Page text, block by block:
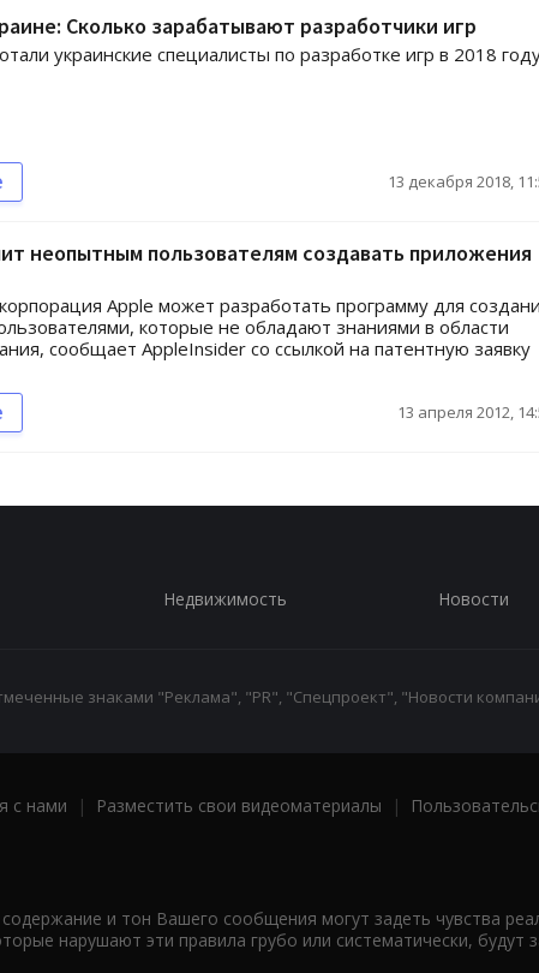
Сколько зарабатывают разработчики игр
украинские специалисты по разработке игр в 2018
13 декабря 2018,
неопытным пользователям создавать приложения
Apple может разработать программу для
которые не обладают знаниями в области
сообщает AppleInsider со ссылкой на патентную заявку
13 апреля 2012,
Недвижимость Новости
знаками "Реклама", "PR", "Спецпроект", "Новости
с нами | Разместить свои видеоматериалы |
и тон Вашего сообщения могут задеть чувства
нарушают эти правила грубо или систематически, будут